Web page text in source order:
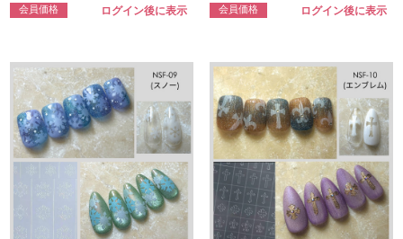
会員価格 ログイン後に表示 会員価格 ログイン後に表示